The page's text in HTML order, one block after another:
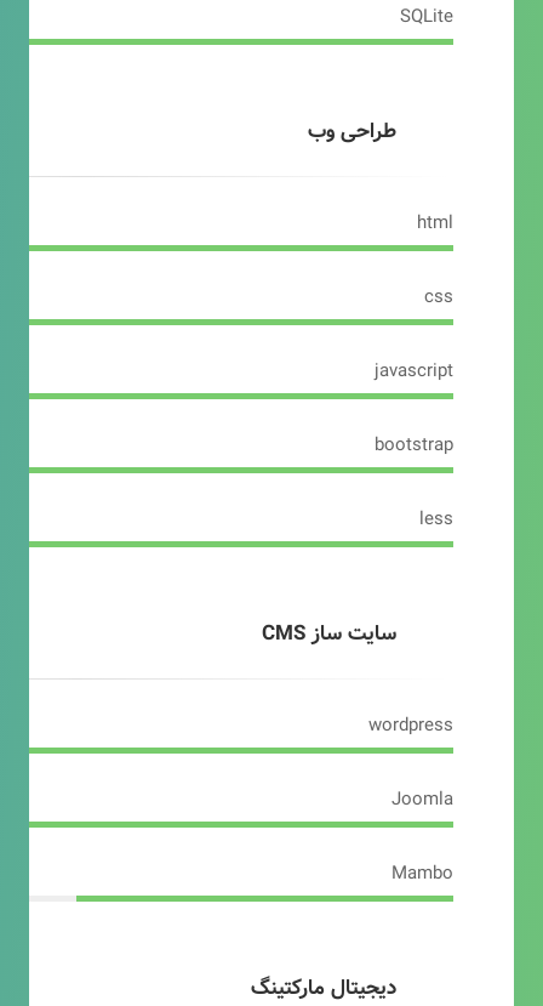
SQLite
طراحی وب
html
css
javascript
bootstrap
less
سایت ساز CMS
wordpress
Joomla
Mambo
دیجیتال مارکتینگ